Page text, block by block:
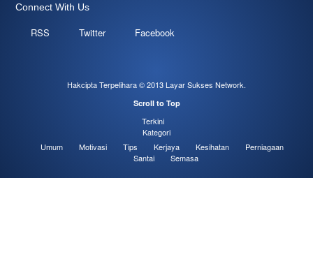
Connect With Us
RSS Twitter Facebook
Hakcipta Terpelihara © 2013Layar Sukses Network.
Scroll to Top
Terkini
Kategori
Umum
Motivasi Tips Kerjaya Kesihatan
Perniagaan
Santai
Semasa